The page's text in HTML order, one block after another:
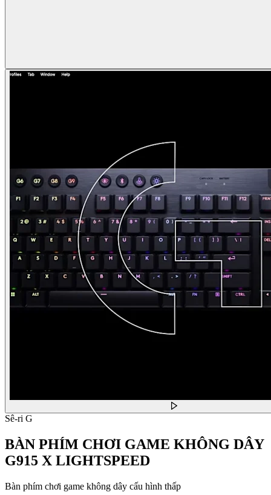
Sê-ri G
BÀN PHÍM CHƠI GAME KHÔNG DÂY
G915 X LIGHTSPEED
Bàn phím chơi game không dây cấu hình thấp